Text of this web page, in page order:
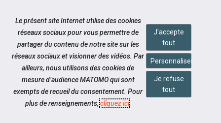
Aller au contenu
Notre actualité
L'APEC PUBLIE UNE ANALYSE
Le présent site Internet utilise des cookies
réseaux sociaux pour vous permettre de
partager du contenu de notre site sur les
réseaux sociaux et visionner des vidéos. Par
ailleurs, nous utilisons des cookies de
mesure d’audience MATOMO qui sont
exempts de recueil du consentement. Pour
plus de renseignements,cliquez ici.
J'accepte
tout
Personnaliser
Je refuse
tout